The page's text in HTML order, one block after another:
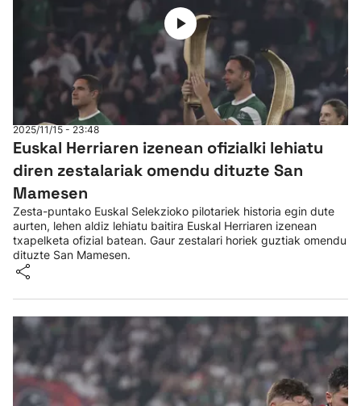
2025/11/15 - 23:48
Euskal Herriaren izenean ofizialki lehiatu
diren zestalariak omendu dituzte San
Mamesen
Zesta-puntako Euskal Selekzioko pilotariek historia egin dute
aurten, lehen aldiz lehiatu baitira Euskal Herriaren izenean
txapelketa ofizial batean. Gaur zestalari horiek guztiak omendu
dituzte San Mamesen.